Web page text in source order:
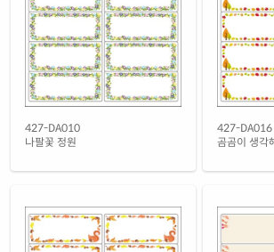
투명(50μm) 방수 레이저
CL427LT-DX193
레이저 전용
427-DA010
나팔꽃 정원
427-DA016
곰곰이 생각